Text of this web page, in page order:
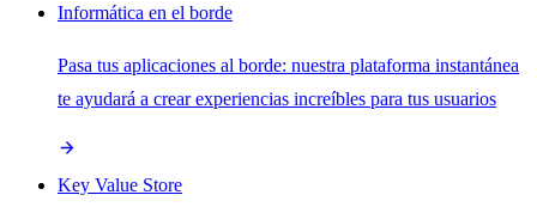
Informática en el borde
Pasa tus aplicaciones al borde: nuestra plataforma instantánea
te ayudará a crear experiencias increíbles para tus usuarios
Key Value Store